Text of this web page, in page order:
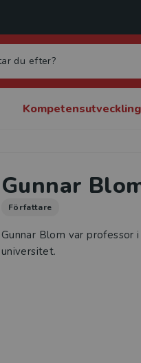
Kompetensutveckling
Gunnar
Författare
Gunnar Blom var professor
universitet.